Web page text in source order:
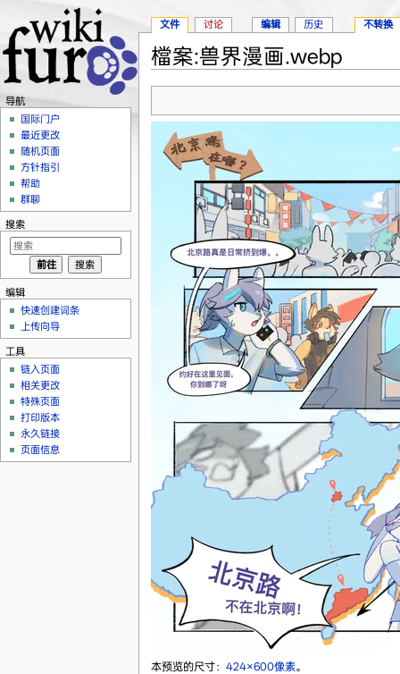
檔案:兽界漫画.webp
本预览的尺寸： 424×600像素。
文件 讨论 编辑 历史 不转换
导航
国际门户
最近更改
随机页面
方针指引
帮助
群聊
搜索
编辑
快速创建词条
上传向导
工具
链入页面
相关更改
特殊页面
打印版本
永久链接
页面信息